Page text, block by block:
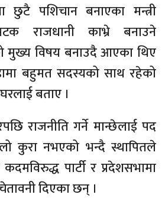
छुटै पशिचान बनाएका मन्त्री
राजधानी काभ्रे बनाउने
मुख्य विषय बनाउदै आएका थिए
बहुमत सदस्यको साथ रहेको
बताए ।
राजनीति गर्ने मान्छेलाई पद
कुरा नभएको भन्दै स्थापितले
पार्टी र प्रदेशसभामा
दिएका छन् ।